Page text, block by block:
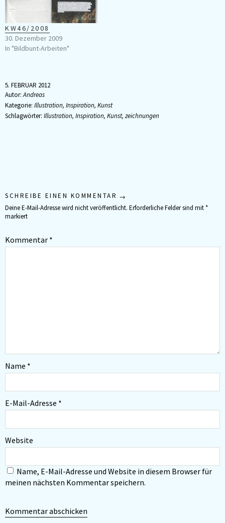
KW46/2008
30. Dezember 2009
In "Bildbunt-Arbeiten"
5. FEBRUAR 2012
Autor:Andreas
Kategorie: Illustration, Inspiration, Kunst
Schlagwörter: Illustration, Inspiration, Kunst, zeichnungen
SCHREIBE EINEN KOMMENTAR
Deine E-Mail-Adresse wird nicht veröffentlicht. Erforderliche Felder sind mit*
markiert
Kommentar *
Name *
E-Mail-Adresse *
Website
Name, E-Mail-Adresse und Website in diesem Browser für
meinen nächsten Kommentar speichern.